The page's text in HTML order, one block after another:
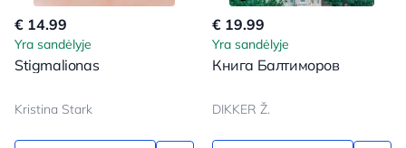
€ 14.99
Yra sandėlyje
Stigmalionas
Kristina Stark
€ 19.99
Yra sandėlyje
Книга Балтиморов
DIKKER Ž.